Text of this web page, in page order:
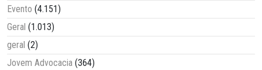
Evento (4.151)
Geral (1.013)
geral (2)
Jovem Advocacia (364)